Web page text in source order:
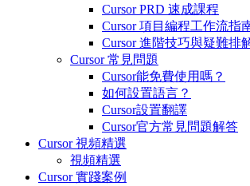
Cursor PRD 速成課程
Cursor 項目編程工作流指
Cursor 進階技巧與疑難排
Cursor 常見問題
Cursor能免費使用嗎？
如何設置語言？
Cursor設置翻譯
Cursor官方常見問題解答
Cursor 視頻精選
視頻精選
Cursor 實踐案例